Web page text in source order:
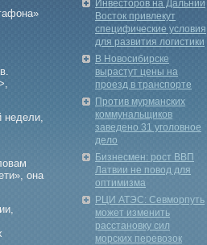
недели,
она
Инвесторов на Дальний
Восток привлекут
специфические условия
для развития логистики
В Новосибирске
вырастут цены на
проезд в транспорте
Против мурманских
коммунальщиков
заведено 31 уголовное
дело
Бизнесмен: рост ВВП
Латвии не повод для
оптимизма
РЦИ АТЭС: Севморпуть
может изменить
расстановку сил
морских перевозок